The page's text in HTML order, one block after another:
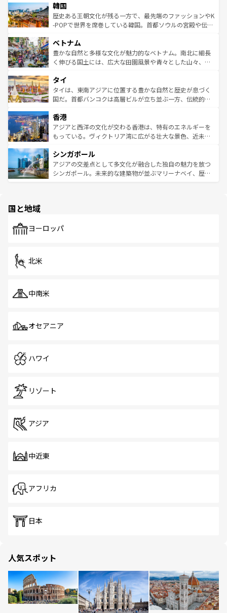
ワイを、存分に味わってほしい。 なお、新着のハワイ情報
はコンテンツ一覧を参照してほしい。
いる。アクティビティも充実しており、サーフィンやダイ
ビング、ハイキングなど、アウトドア好きにはたまらな
い。オーストラリアの多彩な魅力を存分に味わいつくそ
参照してほしい。
ン）、静ひつな山岳地帯である台湾東部など、都市の喧騒
と山間の静けさが共存しており、訪れる人に新しい発見と
驚きをもたらしてくれる。また、奥深い台湾の食文化も魅
容にもいいと評判のスイーツなど、バラエティ豊かな料理
が味わえる。 なお、新着の台湾情報は コンテンツ一覧を参
照してほしい。
韓国
歴史ある王朝文化が残る一方で、最先端のファッションやK
-POPで世界を席巻している韓国。首都ソウルの宮殿や伝統
き、地方に足を延ばせば四季折々の自然美を楽しむことが
できる。そして、キムチや焼肉、絶品のストリートフード
まで、さまざまな韓国料理が待っている。夜には、韓国な
リティに包まれながら、韓国の多彩な魅力を心ゆくまで味
わってみてほしい。 なお、新着の韓国情報はコンテンツ一
覧を参照してほしい。
ベトナム
豊かな自然と多様な文化が魅力的なベトナム。南北に細長
く伸びる国土には、広大な田園風景や青々とした山々、世
急速な発展と共に伝統が息づく。ハノイの古い町並みやホ
ーチミン市のフランス統治時代の建物も、独特の雰囲気を
醸し出している。また、バラエティの豊かさとおいしさで
とつ。フォーやバインミー、ベトナムコーヒーなどは、ぜ
ひ現地で味わいたい。どの地域を訪れてもあたたかい人々
が旅行者を迎えてくれるので、きっと忘れられない旅にな
参照してほしい。
タイ
タイは、東南アジアに位置する豊かな自然と歴史が息づく
国だ。首都バンコクは高層ビルが立ち並ぶ一方、伝統的な
の活気が交差している。北部ではチェンマイなどの山岳地
帯で自然と触れ合い、南部ではプーケットやクラビの美し
いビーチでリゾート気分を楽しむことができる。タイ料理
激する。気候は一年中温暖で、どの季節にも異なる楽しみ
が待っている。親しみやすいタイの人々、仏教を中心とし
た文化、そして多様な観光資源が、訪れる旅人を魅了し続
香港
アジアと西洋の文化が交わる香港は、特有のエネルギーを
もっている。ヴィクトリア湾に広がる壮大な景色、近未来
み、どこを訪れても感動するはず。観光スポットが密集し
ており、効率よく見どころを回れるのも魅力。息をのむよ
うな絶景から文化的な体験まで、香港を存分に楽しみ尽く
シンガポール
アジアの交差点として多文化が融合した独自の魅力を放つ
シンガポール。未来的な建築物が並ぶマリーナベイ、歴史
で、ホーカーズは地元の風情を楽しめる外せないスポット
国と地域
ヨーロッパ
北米
中南米
オセアニア
ハワイ
リゾート
アジア
中近東
アフリカ
日本
人気スポット